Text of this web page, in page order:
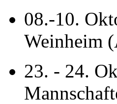
08.-10.
Weinheim
23. - 24.